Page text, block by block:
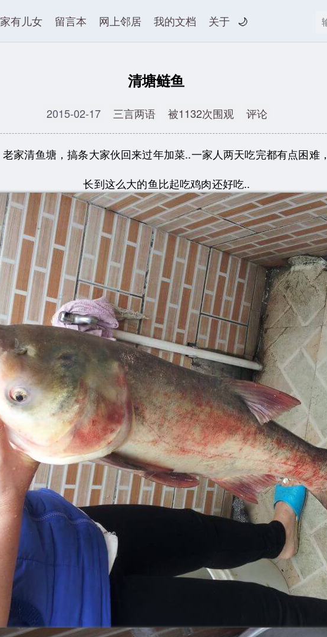
家有儿女 留言本 网上邻居 我的文档 关于 🌙
清塘鲢鱼
2015-02-17 三言两语 被1132次围观 评论
老家清鱼塘，搞条大家伙回来过年加菜..一家人两天吃完都有点困难，
长到这么大的鱼比起吃鸡肉还好吃..